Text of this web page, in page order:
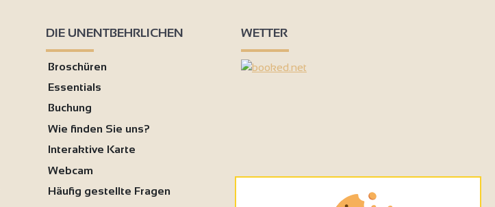
DIE UNENTBEHRLICHEN
Broschüren
Essentials
Buchung
Wie finden Sie uns?
Interaktive Karte
Webcam
Häufig gestellte Fragen
WETTER